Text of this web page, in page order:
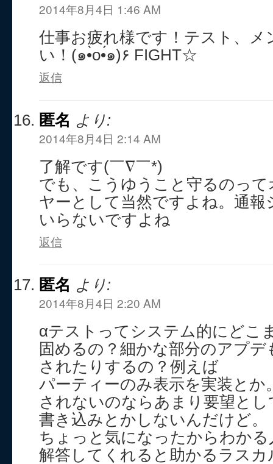
2014年8月4日 1:46 AM
仕事お疲れ様です！テスト、メ
い！(๑•̀o•́๑)۶ FIGHT☆
返信
匿名 より:
2014年8月4日 2:14 AM
了解です(￣∇￣*)ゞ
でも、こうゆうこと守るのっ
ヤーとして当然ですよね。通
いらないですよね
返信
匿名 より:
2014年8月4日 2:20 AM
αテストってシステム的にどこ
固めるの？細かな部分のアプデ
されたりするの？例えば
パーティーのみ表示を実装とか
されないのならあまり要望とし
書き込みとかしないんだけど。
ちょっと気になったからわかる
解答してくれると助かるラスカ